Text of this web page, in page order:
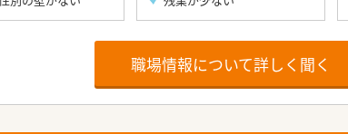
職場情報について詳しく聞く